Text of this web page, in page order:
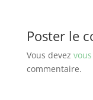
Poster le
Vous devez
commentaire.